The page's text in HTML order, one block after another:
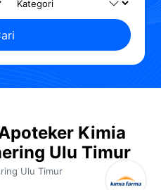
Kimia
Ulu Timur
Ulu Timur